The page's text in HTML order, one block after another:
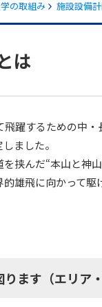
の取組み 施設設備
は
躍するための中
ました。
を挟んだ“本山と
雄飛に向かって
ます（エリア・